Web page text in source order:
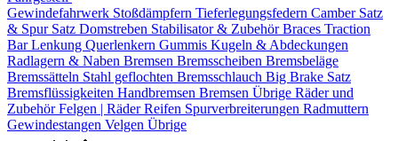
Gewindefahrwerk Stoßdämpfern Tieferlegungsfedern Camber Satz
& Spur Satz Domstreben Stabilisator & ZubehörBraces Traction
BarLenkung Querlenkern Gummis Kugeln & Abdeckungen
Radlagern & Naben Bremsen Bremsscheiben Bremsbeläge
Bremssätteln Stahl geflochten Bremsschlauch Big Brake Satz
Bremsflüssigkeiten Handbremsen Bremsen Übrige Räder und
ZubehörFelgen | RäderReifen Spurverbreiterungen Radmuttern
Gewindestangen Velgen Übrige